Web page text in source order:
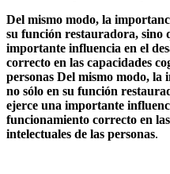
Del mismo modo, la
su función restauradora, sino
importante influencia en el
correcto en las capacidades
personas Del mismo modo, la
no sólo en su función
ejerce una importante
funcionamiento correcto en
intelectuales de las personas.